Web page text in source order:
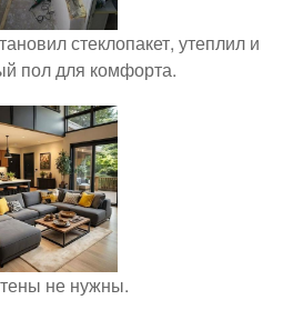
стеклопакет, утеплил и
пол для комфорта.
не нужны.